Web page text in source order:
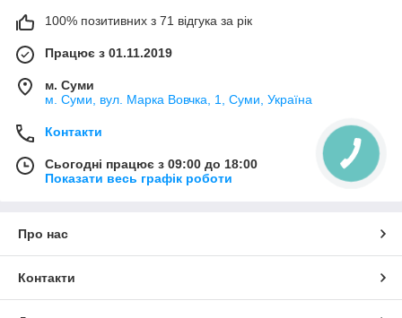
100% позитивних з 71 відгука за рік
Працює з 01.11.2019
м. Суми
м. Суми, вул. Марка Вовчка, 1, Суми, Україна
Контакти
Сьогодні працює з 09:00 до 18:00
Показати весь графік роботи
Про нас
Контакти